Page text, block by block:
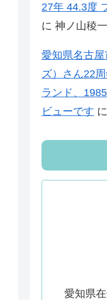
27年 44.3度
に 神ノ山稜一
愛知県名古
ズ）さん22
ランド、
ビューです に
愛知県